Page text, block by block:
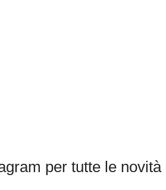
per tutte le novità